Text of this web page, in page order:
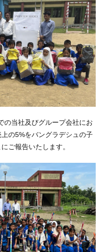
の当社及びグループ会社にお
の5%をバングラデシュの子
ご報告いたします。